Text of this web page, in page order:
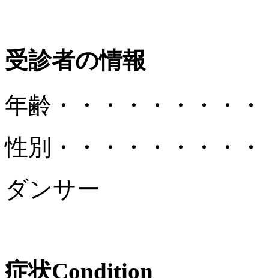
受診者の情報
年齢 ・・・・・・・・・
性別
・・・・・・・・・
ダンサー
症状Condition